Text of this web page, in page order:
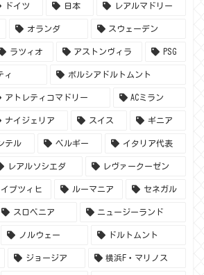
ドイツ 日本 レアルマドリー
オランダ スウェーデン
ラツィオ アストンヴィラ PSG
ィ ボルシアドルトムント
アトレティコマドリー ACミラン
ナイジェリア スイス ギニア
テル ベルギー イタリア代表
レアルソシエダ レヴァークーゼン
プツィヒ ルーマニア セネガル
スロベニア ニュージーランド
ノルウェー ドルトムント
ジョージア 横浜F・マリノス